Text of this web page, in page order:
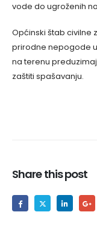
vode do ugroženih
Općinski štab civilne
prirodne nepogode
na terenu
zaštiti spašavanju.
Share this post